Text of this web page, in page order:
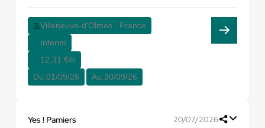
Villeneuve-d'Olmes , France
Interim
12,31 €/h
Du:01/09/26 Au:30/09/26
Yes ! Pamiers 20/07/2026